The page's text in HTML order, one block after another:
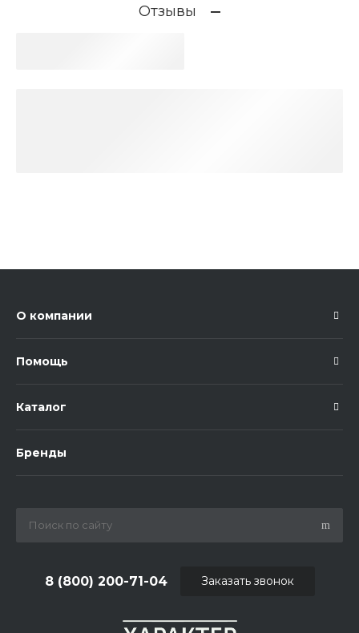
Отзывы
О компании
Помощь
Каталог
Бренды
8 (800) 200-71-04 Заказать звонок